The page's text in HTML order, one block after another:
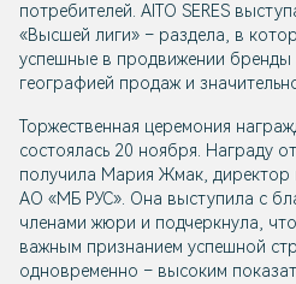
потребителей. AITO SERES
«Высшей лиги» – раздела, в
успешные в продвижении
географией продаж и
Торжественная церемония
состоялась 20 ноября. Награду
получила Мария Жмак, директор
АО «МБ РУС». Она выступила с
членами жюри и подчеркнула,
важным признанием успешной
одновременно – высоким